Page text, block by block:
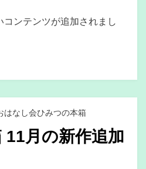
コンテンツが追加されまし
はなし会ひみつの本箱
11月の新作追加